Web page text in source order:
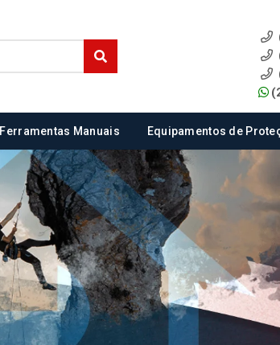
Ferramentas Manuais Equipamentos de